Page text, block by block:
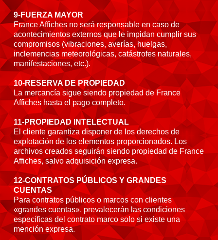
9-FUERZA MAYOR
France Affiches no será responsable en caso de
acontecimientos externos que le impidan cumplir sus
compromisos (vibraciones, averías, huelgas,
inclemencias meteorológicas, catástrofes naturales,
manifestaciones, etc.).
10-RESERVA DE PROPIEDAD
La mercancía sigue siendo propiedad de France
Affiches hasta el pago completo.
11-PROPIEDAD INTELECTUAL
El cliente garantiza disponer de los derechos de
explotación de los elementos proporcionados. Los
archivos creados seguirán siendo propiedad de France
Affiches, salvo adquisición expresa.
12-CONTRATOS PÚBLICOS Y GRANDES
CUENTAS
Para contratos públicos o marcos con clientes
«grandes cuentas», prevalecerán las condiciones
específicas del contrato marco solo si existe una
mención expresa.